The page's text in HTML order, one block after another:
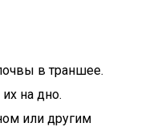
в траншее.
на дно.
или другим